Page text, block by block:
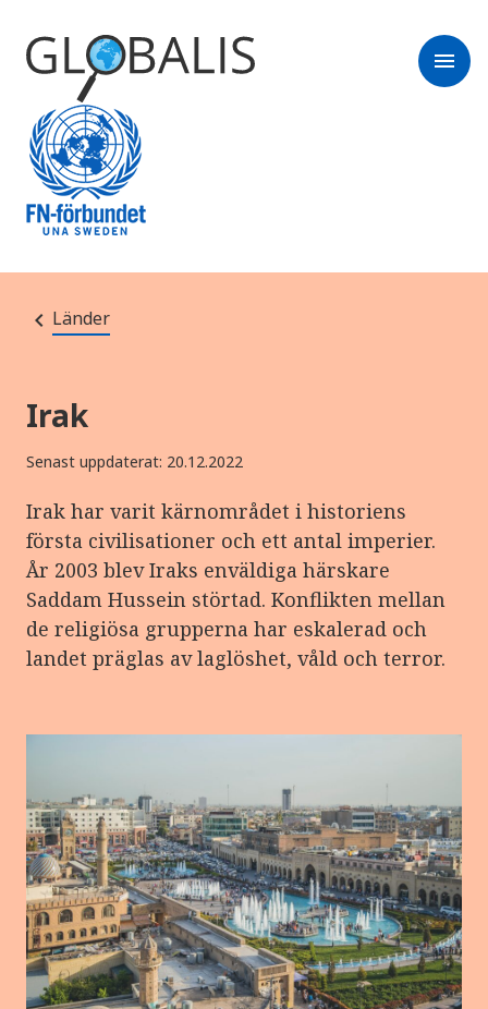
menu
Länder
Irak
Senast uppdaterat: 20.12.2022
Irak har varit kärnområdet i historiens
första civilisationer och ett antal imperier.
År 2003 blev Iraks enväldiga härskare
Saddam Hussein störtad. Konflikten mellan
de religiösa grupperna har eskalerad och
landet präglas av laglöshet, våld och terror.